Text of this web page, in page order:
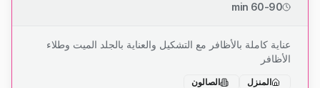
60-90 min
عناية كاملة بالأظافر مع التشكيل والعناية بالجلد الميت وطلاء
الأظافر
المنزل الصالون